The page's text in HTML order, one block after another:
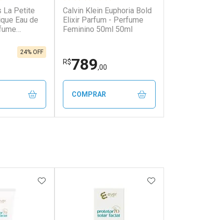
La Petite
Eau de
24% OFF
Calvin Klein Euphoria Bold
Elixir Parfum - Perfume
Feminino 50ml 50ml
R$789,00
COMPRAR
ADICIONAR AOS FAVORITOSADICIONAR AOS